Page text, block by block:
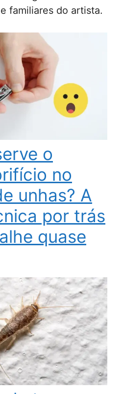
familiares do artista.
o
no
unhas? A
por trás
quase